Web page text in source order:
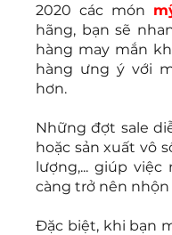
2020 các món
hãng, bạn sẽ
hàng may mắn
hàng ưng ý với
hơn.
Những đợt sale
hoặc sản xuất vô
lượng,... giúp
càng trở nên
Đặc biệt, khi bạn